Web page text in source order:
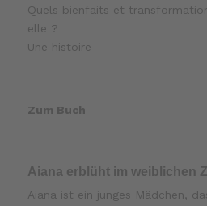
Quels bienfaits et
elle ?
Une histoire
Zum Buch
Aiana erblüht im weiblichen
Aiana ist ein junges Mädchen,